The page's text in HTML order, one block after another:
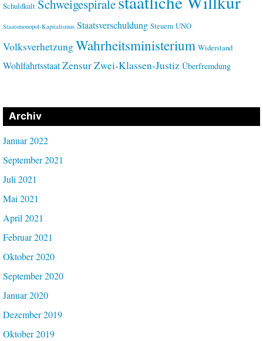
Schuldkult Schweigespirale
Staatsmonopol-Kapitalismus Staatsverschuldung Steuern UNO
VolksverhetzungWahrheitsministerium Widerstand
WohlfahrtsstaatZensurZwei-Klassen-Justiz Überfremdung
Archiv
Januar 2022
September 2021
Juli 2021
Mai 2021
April 2021
Februar 2021
Oktober 2020
September 2020
Januar 2020
Dezember 2019
Oktober 2019